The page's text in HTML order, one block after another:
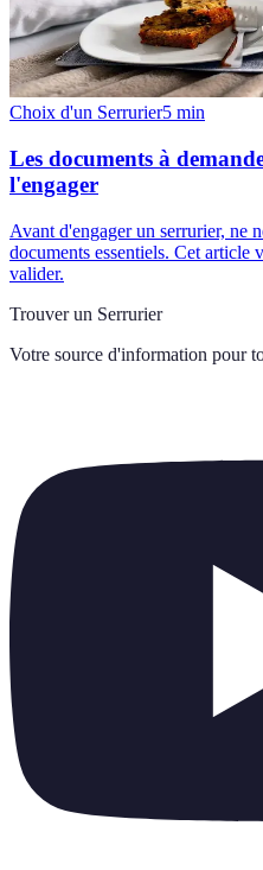
Choix d'un Serrurier5 min
Les documents à
l'engager
Avant d'engager un serrurier, ne
documents essentiels. Cet article
valider.
Trouver un Serrurier
Votre source d'information pour